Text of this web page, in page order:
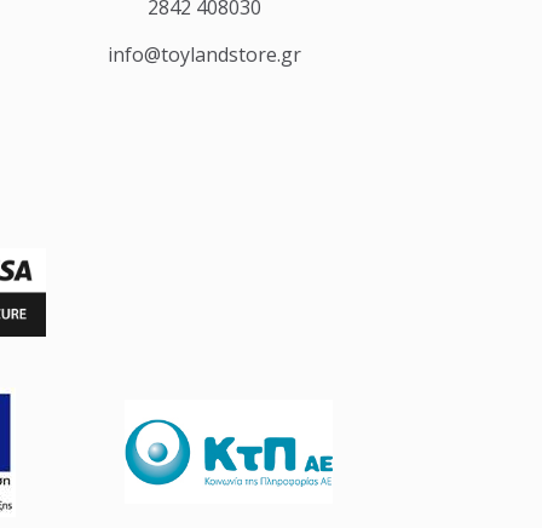
2842 408030
info@toylandstore.gr